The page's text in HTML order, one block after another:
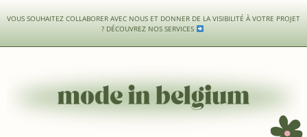
VOUS SOUHAITEZ COLLABORER AVEC NOUS ET DONNER DE LA VISIBILITÉ À VOTRE PROJET
? DÉCOUVREZ NOS SERVICES